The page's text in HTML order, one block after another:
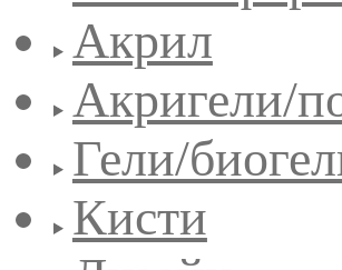
Акрил
Акригели/
Гели/
Кисти